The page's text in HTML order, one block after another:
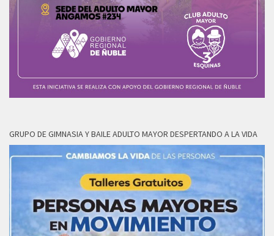
GRUPO DE GIMNASIA Y BAILE ADULTO MAYOR DESPERTANDO A LA VIDA